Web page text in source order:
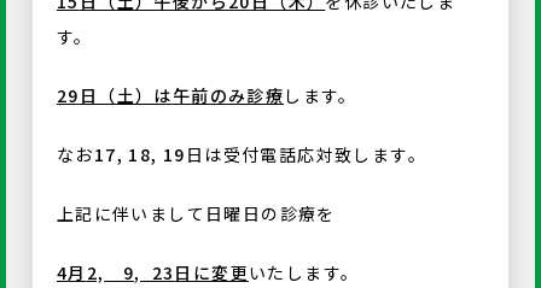
す。
29 日（土）は午前のみ診療 します。
なお17, 18, 19 日は受付電話応対致します。
上記に伴いまして日曜日の診療を
4月 2, 9, 23 日に変更いたします。